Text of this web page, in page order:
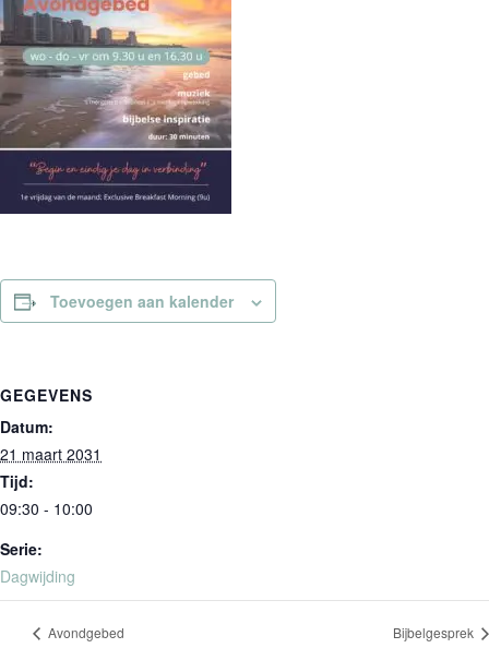
Toevoegen aan kalender
GEGEVENS
Datum:
21 maart 2031
Tijd:
09:30 - 10:00
Serie:
Dagwijding
Avondgebed Bijbelgesprek